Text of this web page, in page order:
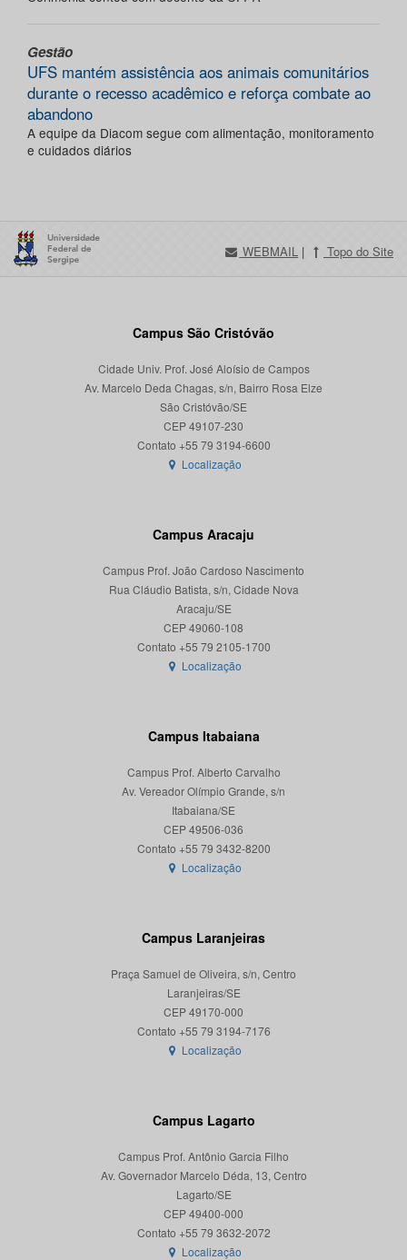
Gestão
UFS mantém assistência aos animais comunitários
durante o recesso acadêmico e reforça combate ao
abandono
A equipe da Diacom segue com alimentação, monitoramento
e cuidados diários
WEBMAIL | Topo do Site
Campus São Cristóvão
Cidade Univ. Prof. José Aloísio de Campos
Av. Marcelo Deda Chagas, s/n, Bairro Rosa Elze
São Cristóvão/SE
CEP 49107-230
Localização
Campus Aracaju
Campus Prof. João Cardoso Nascimento
Rua Cláudio Batista, s/n, Cidade Nova
Aracaju/SE
CEP 49060-108
Localização
Campus Itabaiana
Campus Prof. Alberto Carvalho
Av. Vereador Olímpio Grande, s/n
Itabaiana/SE
CEP 49506-036
Localização
Campus Laranjeiras
Praça Samuel de Oliveira, s/n, Centro
Laranjeiras/SE
CEP 49170-000
Localização
Campus Lagarto
Campus Prof. Antônio Garcia Filho
Av. Governador Marcelo Déda, 13, Centro
Lagarto/SE
CEP 49400-000
Localização